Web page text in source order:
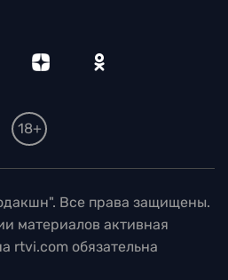
18+
Все права защищены.
материалов активная
rtvi.com обязательна